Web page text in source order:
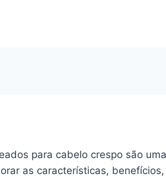
para cabelo crespo são
as características,